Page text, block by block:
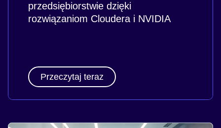
przedsiębiorstwie dzięki
rozwiązaniom Cloudera i NVIDIA
Przeczytaj teraz